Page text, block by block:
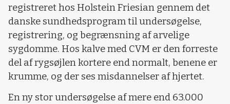
registreret hos Holstein Friesian gennem det
danske sundhedsprogram til undersøgelse,
registrering, og begrænsning af arvelige
sygdomme. Hos kalve med CVM er den forreste
del af rygsøjlen kortere end normalt, benene er
krumme, og der ses misdannelser af hjertet.
En ny stor undersøgelse af mere end 63.000